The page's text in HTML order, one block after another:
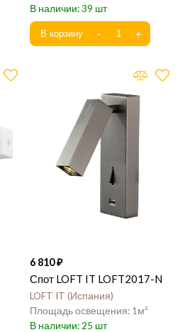
39
6 810
Спот LOFT IT LOFT2017-N
LOFT IT Испания
1
25